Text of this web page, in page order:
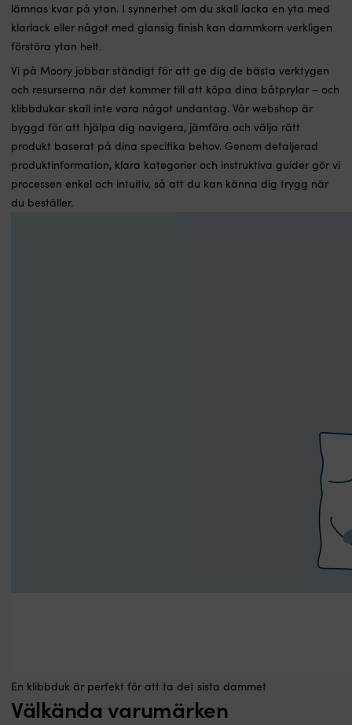
lämnas kvar på ytan. I synnerhet om du skall lacka en yta med
klarlack eller något med glansig finish kan dammkorn verkligen
förstöra ytan helt.
Vi på Moory jobbar ständigt för att ge dig de bästa verktygen
och resurserna när det kommer till att köpa dina båtprylar – och
klibbdukar skall inte vara något undantag. Vår webshop är
byggd för att hjälpa dig navigera, jämföra och välja rätt
produkt baserat på dina specifika behov. Genom detaljerad
produktinformation, klara kategorier och instruktiva guider gör vi
processen enkel och intuitiv, så att du kan känna dig trygg när
du beställer.
En klibbduk är perfekt för att ta det sista dammet
Välkända varumärken